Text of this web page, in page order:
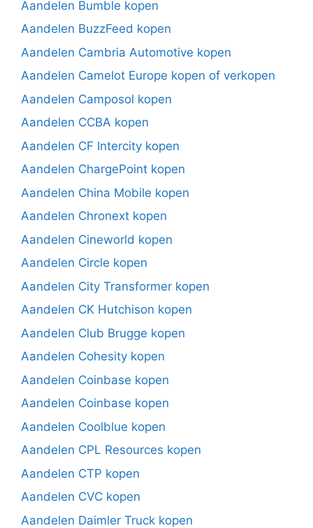
Aandelen Bumble kopen
Aandelen BuzzFeed kopen
Aandelen Cambria Automotive kopen
Aandelen Camelot Europe kopen of verkopen
Aandelen Camposol kopen
Aandelen CCBA kopen
Aandelen CF Intercity kopen
Aandelen ChargePoint kopen
Aandelen China Mobile kopen
Aandelen Chronext kopen
Aandelen Cineworld kopen
Aandelen Circle kopen
Aandelen City Transformer kopen
Aandelen CK Hutchison kopen
Aandelen Club Brugge kopen
Aandelen Cohesity kopen
Aandelen Coinbase kopen
Aandelen Coinbase kopen
Aandelen Coolblue kopen
Aandelen CPL Resources kopen
Aandelen CTP kopen
Aandelen CVC kopen
Aandelen Daimler Truck kopen